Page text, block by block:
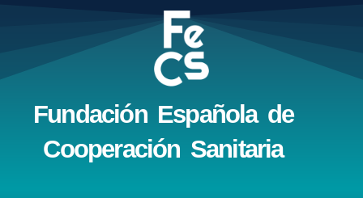
Fundación Española de
Cooperación Sanitaria